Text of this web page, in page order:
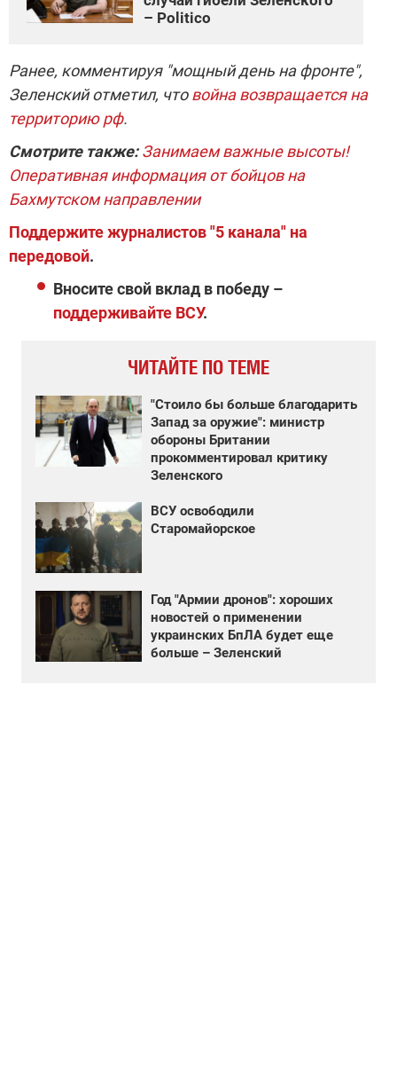
– Politico
Ранее, комментируя "мощный день на фронте",
Зеленский отметил, чтовойна возвращается на
территорию рф.
Смотрите также: Занимаем важные высоты!
Оперативная информация от бойцов на
Бахмутском направлении
Поддержите журналистов "5 канала" на
передовой.
Вносите свой вклад в победу –
поддерживайте ВСУ.
ЧИТАЙТЕ ПО ТЕМЕ
"Стоило бы больше благодарить
Запад за оружие": министр
обороны Британии
прокомментировал критику
Зеленского
ВСУ освободили
Старомайорское
Год "Армии дронов": хороших
новостей о применении
украинских БпЛА будет еще
больше – Зеленский